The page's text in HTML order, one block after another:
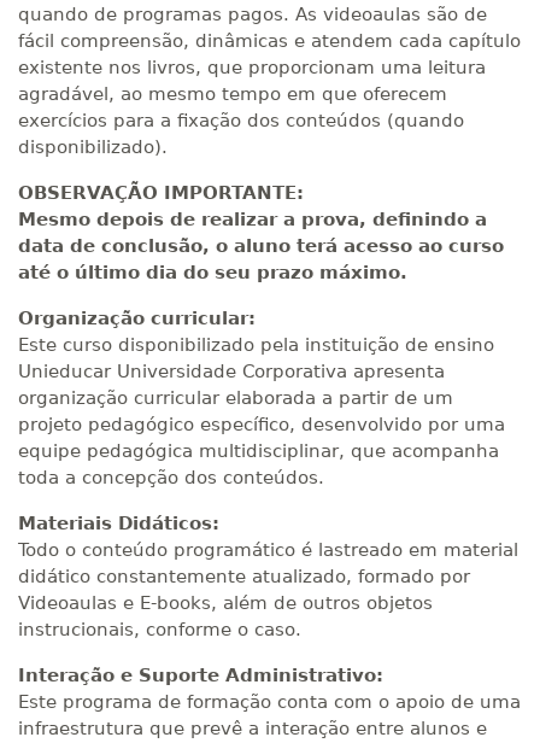
quando de programas pagos. As videoaulas são de
fácil compreensão, dinâmicas e atendem cada capítulo
existente nos livros, que proporcionam uma leitura
agradável, ao mesmo tempo em que oferecem
exercícios para a fixação dos conteúdos (quando
disponibilizado).
OBSERVAÇÃO IMPORTANTE:
Mesmo depois de realizar a prova, definindo a
data de conclusão, o aluno terá acesso ao curso
até o último dia do seu prazo máximo.
Organização curricular:
Este curso disponibilizado pela instituição de ensino
Unieducar Universidade Corporativa apresenta
organização curricular elaborada a partir de um
projeto pedagógico específico, desenvolvido por uma
equipe pedagógica multidisciplinar, que acompanha
toda a concepção dos conteúdos.
Materiais Didáticos:
Todo o conteúdo programático é lastreado em material
didático constantemente atualizado, formado por
Videoaulas e E-books, além de outros objetos
instrucionais, conforme o caso.
Interação e Suporte Administrativo:
Este programa de formação conta com o apoio de uma
infraestrutura que prevê a interação entre alunos e